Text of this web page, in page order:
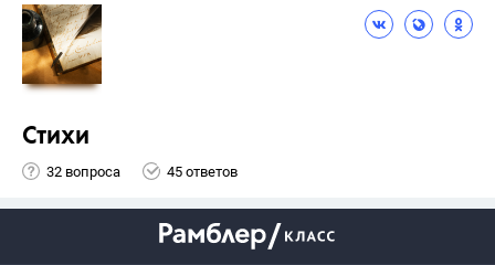
Стихи
32 вопроса 45 ответов